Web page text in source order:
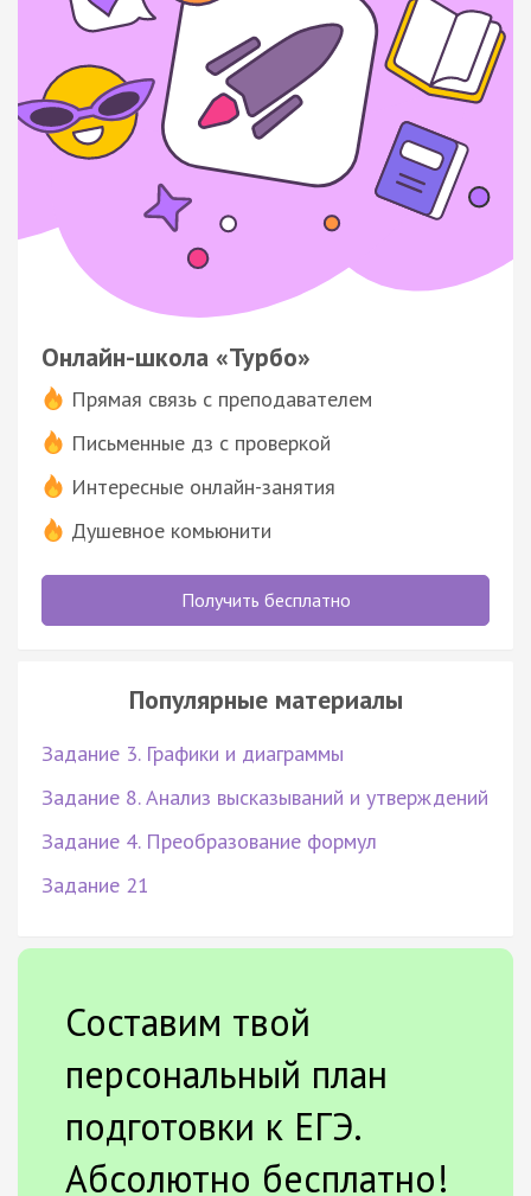
Онлайн-школа «Турбо»
Прямая связь с преподавателем
Письменные дз с проверкой
Интересные онлайн-занятия
Душевное комьюнити
Получить бесплатно
Популярные материалы
Задание 3. Графики и диаграммы
Задание 8. Анализ высказываний и утверждений
Задание 4. Преобразование формул
Задание 21
Составим твой
персональный план
подготовки к ЕГЭ.
Абсолютно бесплатно!